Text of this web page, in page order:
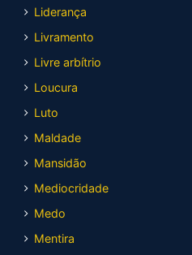
Liderança
Livramento
Livre arbítrio
Loucura
Luto
Maldade
Mansidão
Mediocridade
Medo
Mentira